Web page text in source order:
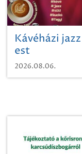
Kávéházi jazz
est
2026.08.06.